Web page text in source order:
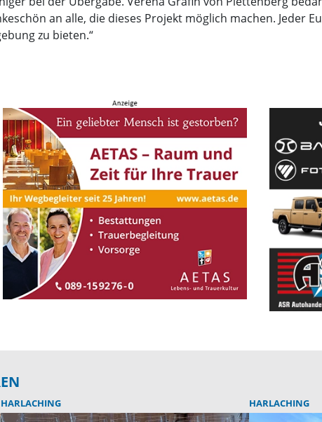
an alle, die dieses Projekt möglich machen. Jeder
zu bieten.“
HARLACHING HARLACHING